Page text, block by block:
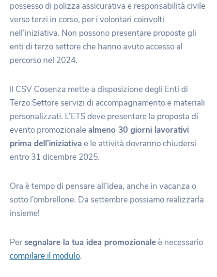
possesso di polizza assicurativa e responsabilità civile
verso terzi in corso, per i volontari coinvolti
nell’iniziativa. Non possono presentare proposte gli
enti di terzo settore che hanno avuto accesso al
percorso nel 2024.
Il CSV Cosenza mette a disposizione degli Enti di
Terzo Settore servizi di accompagnamento e materiali
personalizzati. L’ETS deve presentare la proposta di
evento promozionalealmeno 30 giorni lavorativi
prima dell’iniziativa e le attività dovranno chiudersi
entro 31 dicembre 2025.
Ora è tempo di pensare all’idea, anche in vacanza o
sotto l’ombrellone. Da settembre possiamo realizzarla
insieme!
Persegnalare la tua idea promozionaleè necessario
compilare il modulo.